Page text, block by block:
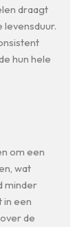
draagt
levensduur.
hun hele
om een
wat
minder
in een
de